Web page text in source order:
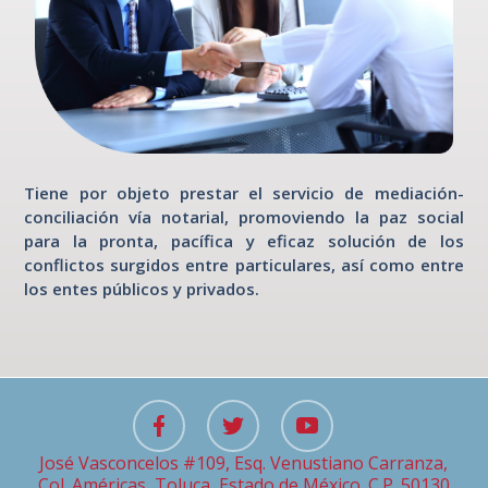
Ventanilla
Notarial
Intranet
Tiene por objeto prestar el servicio de mediación-
conciliación vía notarial, promoviendo la paz social
para la pronta, pacífica y eficaz solución de los
conflictos surgidos entre particulares, así como entre
los entes públicos y privados.
José Vasconcelos #109, Esq. Venustiano Carranza,